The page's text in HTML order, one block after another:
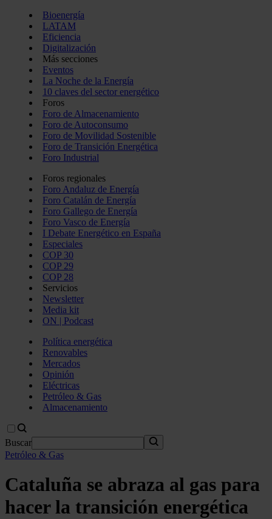
Bioenergía
LATAM
Eficiencia
Digitalización
Más secciones
Eventos
La Noche de la Energía
10 claves del sector energético
Foros
Foro de Almacenamiento
Foro de Autoconsumo
Foro de Movilidad Sostenible
Foro de Transición Energética
Foro Industrial
Foros regionales
Foro Andaluz de Energía
Foro Catalán de Energía
Foro Gallego de Energía
Foro Vasco de Energía
I Debate Energético en España
Especiales
COP 30
COP 29
COP 28
Servicios
Newsletter
Media kit
ON | Podcast
Política energética
Renovables
Mercados
Opinión
Eléctricas
Petróleo & Gas
Almacenamiento
Buscar
Petróleo & Gas
Cataluña se abraza al gas para
hacer la transición energética